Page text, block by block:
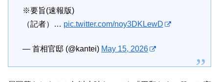
※要旨(速報版)
（記者）… pic.twitter.com/noy3DKLewD
— 首相官邸 (@kantei) May 15, 2026